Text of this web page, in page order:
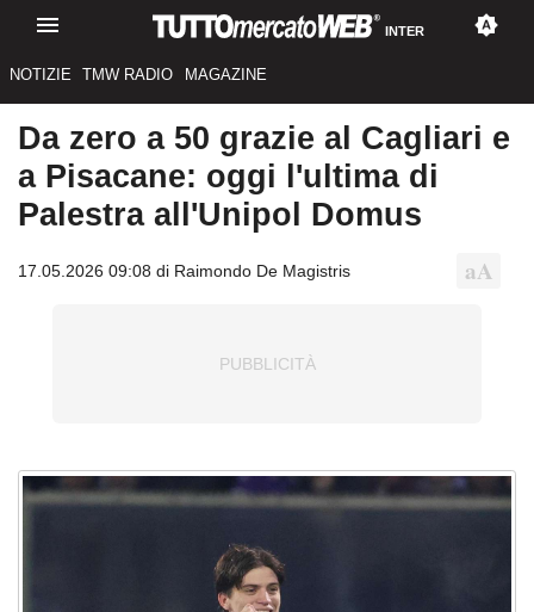
INTER
NOTIZIE TMW RADIO MAGAZINE
Da zero a 50 grazie al Cagliari e
a Pisacane: oggi l'ultima di
Palestra all'Unipol Domus
17.05.2026 09:08 di Raimondo De Magistris